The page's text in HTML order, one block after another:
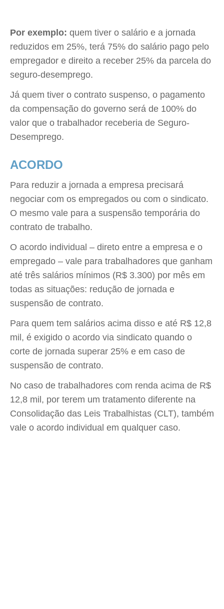
Por exemplo: quem tiver o salário e a jornada
reduzidos em 25%, terá 75% do salário pago pelo
empregador e direito a receber 25% da parcela do
seguro-desemprego.
Já quem tiver o contrato suspenso, o pagamento
da compensação do governo será de 100% do
valor que o trabalhador receberia de Seguro-
Desemprego.
ACORDO
Para reduzir a jornada a empresa precisará
negociar com os empregados ou com o sindicato.
O mesmo vale para a suspensão temporária do
contrato de trabalho.
O acordo individual – direto entre a empresa e o
empregado – vale para trabalhadores que ganham
até três salários mínimos (R$ 3.300) por mês em
todas as situações: redução de jornada e
suspensão de contrato.
Para quem tem salários acima disso e até R$ 12,8
mil, é exigido o acordo via sindicato quando o
corte de jornada superar 25% e em caso de
suspensão de contrato.
No caso de trabalhadores com renda acima de R$
12,8 mil, por terem um tratamento diferente na
Consolidação das Leis Trabalhistas (CLT), também
vale o acordo individual em qualquer caso.